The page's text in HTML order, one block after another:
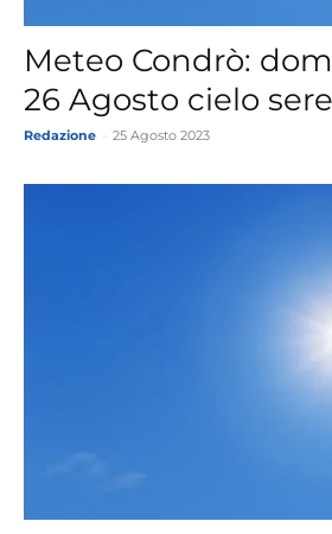
Meteo Condrò:
26 Agosto cielo
Redazione 25 Agosto 2023